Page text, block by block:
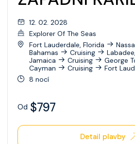
12. 02. 2028
Explorer Of The Seas
Fort Lauderdale, Florida
Bahamas
Cruising
Jamaica
Cruising
George
Cayman
Cruising
Fort
8 nocí
Od $797
Detail plavby